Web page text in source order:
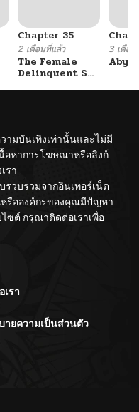
Chapter 35
2 เดือนที่แล้ว
The Female
Delinquent Set
3 เดือน
ามบันเทิงเท่านั้นและไม่มี
อหาการโฆษณาหรือลิงก์
รา
วบรวมจากอินเทอร์เน็ต
รือองค์กรของคุณมีปัญหา
ซต์ กรุณาติดต่อเราเพื่อ
เรา
ายความเป็นส่วนตัว